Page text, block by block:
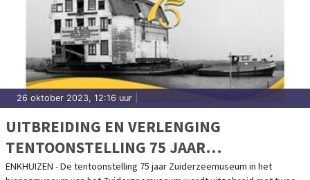
26 oktober 2023, 12:16 uur
UITBREIDING EN VERLENGING
TENTOONSTELLING 75 JAAR
ZUIDERZEEMUSEUM
ENKHUIZEN - De tentoonstelling 75 jaar Zuiderzeemuseum in het